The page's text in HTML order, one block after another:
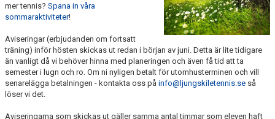
mer tennis? Spana in våra
sommaraktiviteter!
Aviseringar (erbjudanden om fortsatt
träning) inför hösten skickas ut redan i början av juni. Detta är lite tidigare
än vanligt då vi behöver hinna med planeringen och även få tid att ta
semester i lugn och ro. Om ni nyligen betalt för utomhusterminen och vill
senarelägga betalningen - kontakta oss på info@ljungskiletennis.se så
löser vi det.
Aviseringarna som skickas ut gäller samma antal timmar som eleven haft